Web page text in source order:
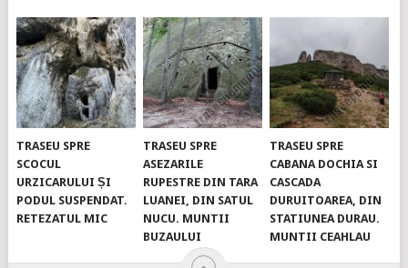
TRASEU SPRE
SCOCUL
URZICARULUI ȘI
PODUL SUSPENDAT.
RETEZATUL MIC
TRASEU SPRE
ASEZARILE
RUPESTRE DIN TARA
LUANEI, DIN SATUL
NUCU. MUNTII
BUZAULUI
TRASEU SPRE
CABANA DOCHIA SI
CASCADA
DURUITOAREA, DIN
STATIUNEA DURAU.
MUNTII CEAHLAU